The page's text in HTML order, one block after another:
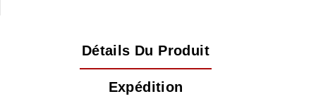
Détails Du Produit
Expédition